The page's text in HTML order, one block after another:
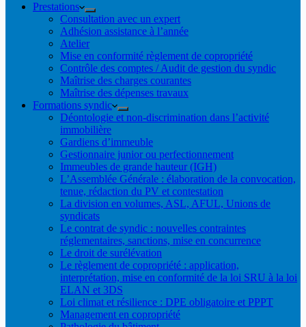
Prestations
Consultation avec un expert
Adhésion assistance à l’année
Atelier
Mise en conformité règlement de copropriété
Contrôle des comptes / Audit de gestion du syndic
Maîtrise des charges courantes
Maîtrise des dépenses travaux
Formations syndic
Déontologie et non-discrimination dans l’activité
immobilière
Gardiens d’immeuble
Gestionnaire junior ou perfectionnement
Immeubles de grande hauteur (IGH)
L’Assemblée Générale : élaboration de la convocation,
tenue, rédaction du PV et contestation
La division en volumes, ASL, AFUL, Unions de
syndicats
Le contrat de syndic : nouvelles contraintes
réglementaires, sanctions, mise en concurrence
Le droit de surélévation
Le règlement de copropriété : application,
interprétation, mise en conformité de la loi SRU à la loi
ELAN et 3DS
Loi climat et résilience : DPE obligatoire et PPPT
Management en copropriété